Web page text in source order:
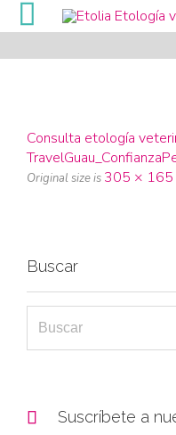
Consulta etología
Original size is 305 × 165
Buscar
 Suscríbete a